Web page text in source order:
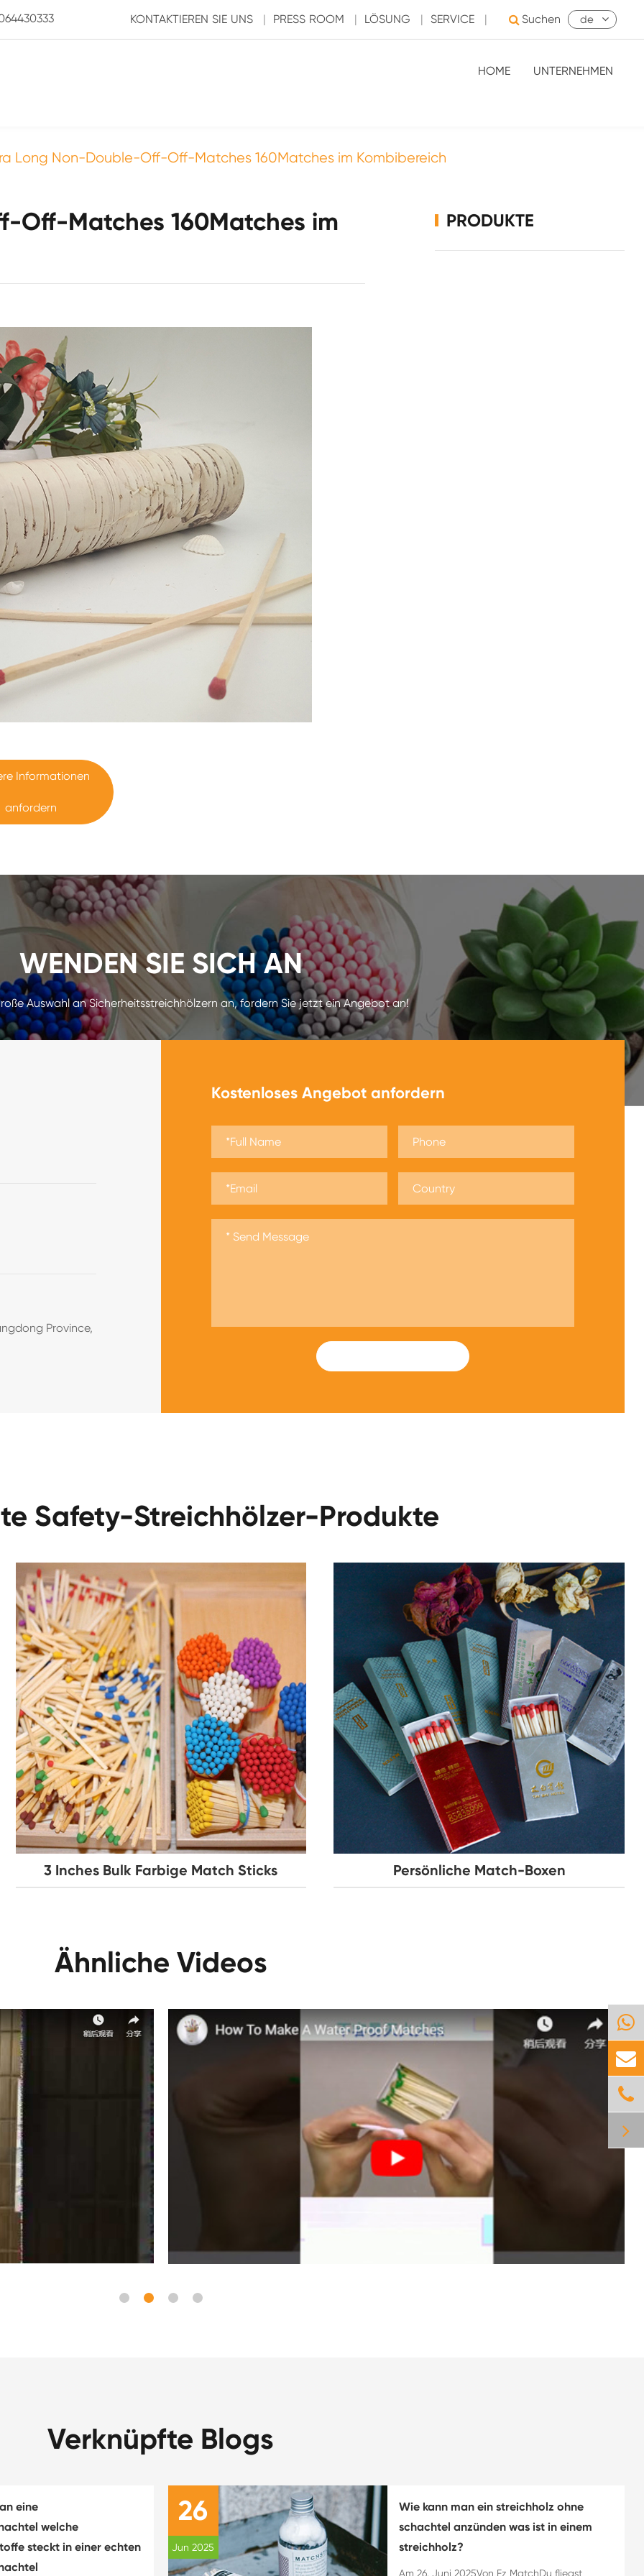
KONTAKTIEREN SIE UNS | PRESS ROOM | LÖSUNG | SERVICE | Suchen de
HOME UNTERNEHMEN
Long Non-Double-Off-Off-Matches 160Matches im Kombibereich
Off-Matches 160Matches im
Informationen
anfordern
PRODUKTE
WENDEN SIE SICH AN
Auswahl an Sicherheitsstreichhölzern an, fordern Sie jetzt ein Angebot an!
Province,
Kostenloses Angebot anfordern
Safety-Streichhölzer-Produkte
3 Inches Bulk Farbige Match Sticks Persönliche Match-Boxen
Ähnliche Videos
Verknüpfte Blogs
eine
welche
steckt in einer echten
26
Jun 2025
Wie kann man ein streichholz ohne
schachtel anzünden was ist in einem
streichholz?
Am 26. Juni 2025Von Fz MatchDu fliegst